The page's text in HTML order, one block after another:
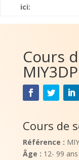
ici:
Cours
Cours de
Référence :
Âge : 12- 99 ans